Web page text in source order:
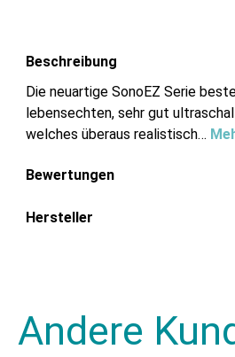
Beschreibung
Die neuartige SonoEZ Serie
lebensechten, sehr gut
welches überaus realistisch…
Bewertungen
Hersteller
Andere